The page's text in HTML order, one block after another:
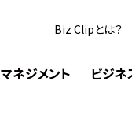
Biz Clipとは？
マネジメント ビジネ